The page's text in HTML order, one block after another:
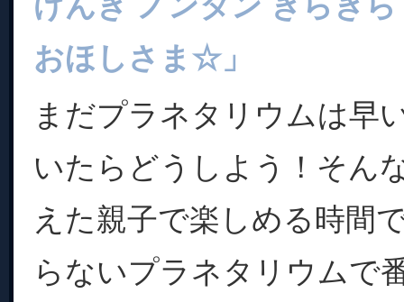
おほしさま☆」
まだプラネタリウムは早
いたらどうしよう！そん
えた親子で楽しめる時間
らないプラネタリウムで